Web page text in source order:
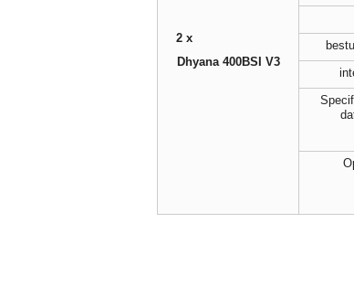
2 x
Dhyana 400BSI V3